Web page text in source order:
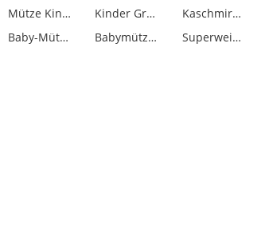
Mütze Kinder Kinder Großhandel Mütze
Kaschmirmütze Kinder
Baby-Mütze-Muster stricken
Babymütze Design Mädchen Superweiche Kindermütze